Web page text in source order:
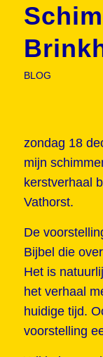
BLOG
zondag 18
mijn
kerstverhaal
Vathorst.
De
Bijbel die
Het is
het verhaal
huidige tijd.
voorstelling